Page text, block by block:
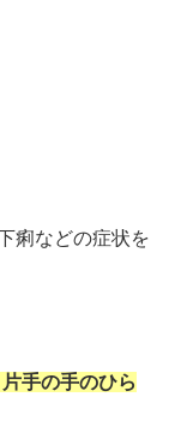
痢などの症状を
手の手のひら